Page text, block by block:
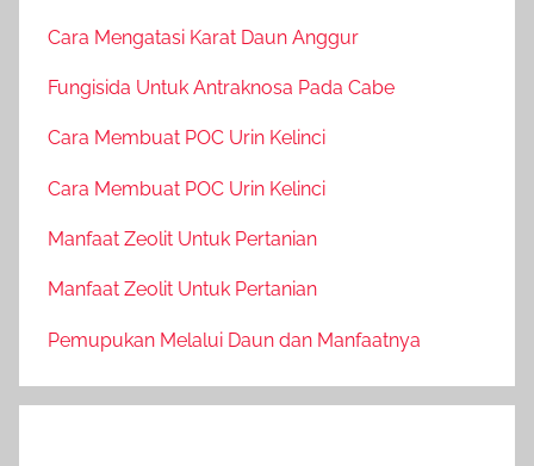
Cara Mengatasi Karat Daun Anggur
Fungisida Untuk Antraknosa Pada Cabe
Cara Membuat POC Urin Kelinci
Cara Membuat POC Urin Kelinci
Manfaat Zeolit Untuk Pertanian
Manfaat Zeolit Untuk Pertanian
Pemupukan Melalui Daun dan Manfaatnya